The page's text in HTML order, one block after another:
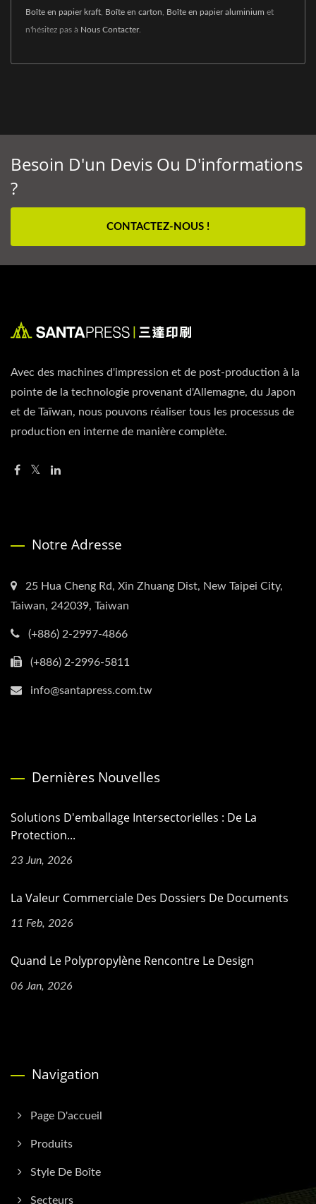
Boîte en papier kraft, Boîte en carton, Boîte en papier aluminium et
n'hésitez pas à Nous Contacter.
Besoin D'un Devis Ou D'informations
?
CONTACTEZ-NOUS !
Avec des machines d'impression et de post-production à la
pointe de la technologie provenant d'Allemagne, du Japon
et de Taïwan, nous pouvons réaliser tous les processus de
production en interne de manière complète.
Notre Adresse
25 Hua Cheng Rd, Xin Zhuang Dist, New Taipei City,
Taiwan, 242039, Taiwan
(+886) 2-2997-4866
(+886) 2-2996-5811
info@santapress.com.tw
Dernières Nouvelles
Solutions D'emballage Intersectorielles : De La
Protection...
23 Jun, 2026
La Valeur Commerciale Des Dossiers De Documents
11 Feb, 2026
Quand Le Polypropylène Rencontre Le Design
06 Jan, 2026
Navigation
Page D'accueil
Produits
Style De Boîte
Secteurs